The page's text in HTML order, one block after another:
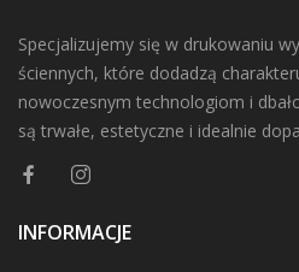
Specjalizujemy się w drukowaniu
ściennych, które dodadzą
nowoczesnym technologiom i
są trwałe, estetyczne i idealnie
INFORMACJE